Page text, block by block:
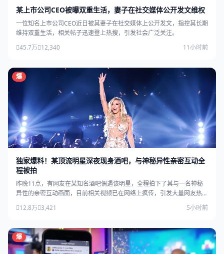
某上市公司CEO被曝双重生活，妻子在社交媒体公开发文维权
一位知名上市公司CEO近日被其妻子在社交媒体上公开发文，指控其长期
维持双重生活，相关帖子迅速登上热搜，引发社会广泛关注。
45.7万 12,340 11小时前
爆
独家爆料！某顶流明星深夜现身酒吧，与神秘异性亲密互动全
程被拍
昨晚11点，有网友在某知名酒吧偶遇该明星，全程拍下了其与一名神秘
异性的亲密互动画面，目前相关视频已在网络上疯传，引发大量网友热
12.8万 3,421 5小时前
爆